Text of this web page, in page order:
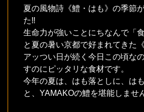
夏の風物詩《鱧・はも》の季節
た‼
生命力が強いことにちなんで「
と夏の暑い京都で好まれてきた
アッつい日が続く今日この頃な
すのにピッタリな食材です。
今年の夏は、はも落としに、は
と、YAMAKOの鱧を堪能しませ